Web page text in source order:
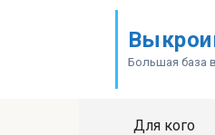
Большая база
Для кого